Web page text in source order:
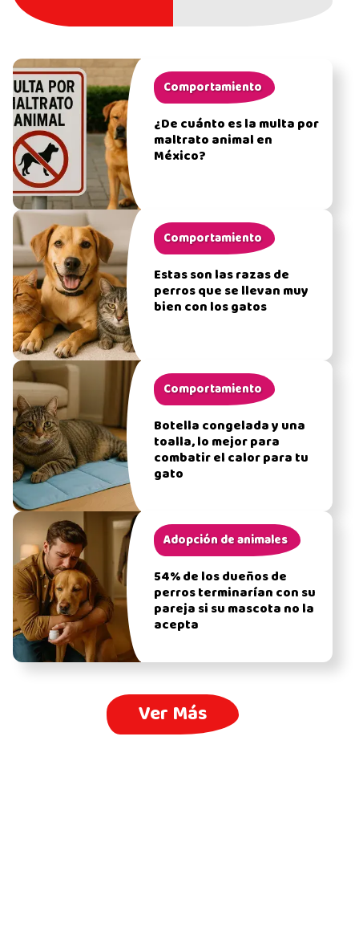
Comportamiento
¿De cuánto es la multa por
maltrato animal en
México?
Comportamiento
Estas son las razas de
perros que se llevan muy
bien con los gatos
Comportamiento
Botella congelada y una
toalla, lo mejor para
combatir el calor para tu
gato
Adopción de animales
54% de los dueños de
perros terminarían con su
pareja si su mascota no la
acepta
Ver Más